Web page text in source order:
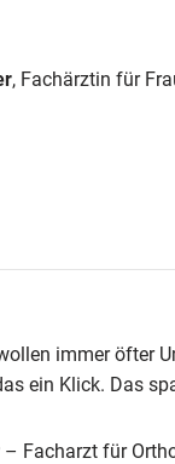
, Fachärztin für
immer öfter
ein Klick. Das
– Facharzt für